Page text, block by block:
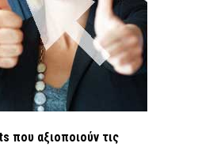
που αξιοποιούν τις